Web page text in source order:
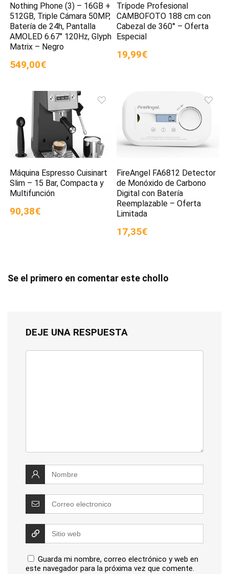
Nothing Phone (3) – 16GB +
512GB, Triple Cámara 50MP,
Batería de 24h, Pantalla
AMOLED 6.67″ 120Hz, Glyph
Matrix – Negro
549,00€
Trípode Profesional
CAMBOFOTO 188 cm con
Cabezal de 360° – Oferta
Especial
19,99€
Máquina Espresso Cuisinart
Slim – 15 Bar, Compacta y
Multifunción
90,38€
FireAngel FA6812 Detector
de Monóxido de Carbono
Digital con Batería
Reemplazable – Oferta
Limitada
17,35€
Se el primero en comentar este chollo
DEJE UNA RESPUESTA
Guarda mi nombre, correo electrónico y web en
este navegador para la próxima vez que comente.